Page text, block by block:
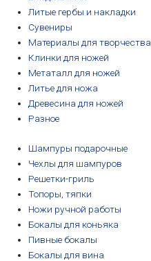
Литые гербы и накладки
Сувениры
Материалы для творчества
Клинки для ножей
Метаталл для ножей
Литье для ножа
Древесина для ножей
Разное
Шампуры подарочные
Чехлы для шампуров
Решетки-гриль
Топоры, тяпки
Ножи ручной работы
Бокалы для коньяка
Пивные бокалы
Бокалы для вина